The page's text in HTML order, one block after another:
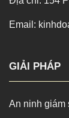
Email:
GIẢI PHÁP
An ninh giám